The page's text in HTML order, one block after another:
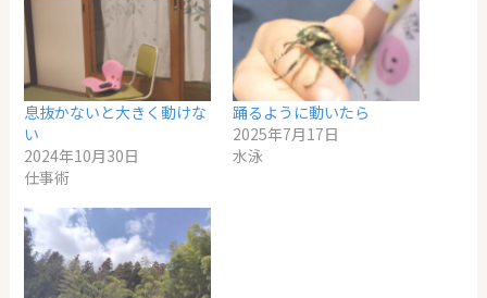
息抜かないと大きく動けな
い
2024年10月30日
仕事術
踊るように動いたら
2025年7月17日
水泳